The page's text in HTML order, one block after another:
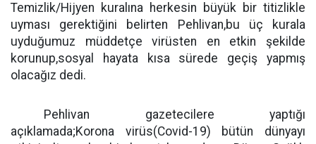
Temizlik/Hijyen kuralına herkesin büyük bir titizlikle
uyması gerektiğini belirten Pehlivan,bu üç kurala
uyduğumuz müddetçe virüsten en etkin şekilde
korunup,sosyal hayata kısa sürede geçiş yapmış
olacağız dedi.
Pehlivan gazetecilere yaptığı
açıklamada;Korona virüs(Covid-19) bütün dünyayı